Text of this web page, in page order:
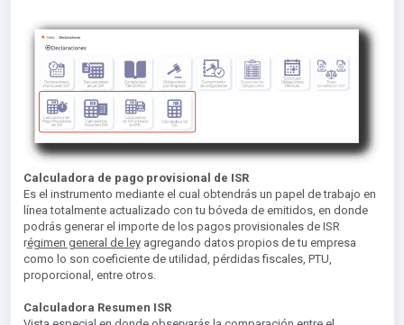
Calculadora de pago provisional de ISR
Es el instrumento mediante el cual obtendrás un papel de trabajo en
línea totalmente actualizado con tu bóveda de emitidos, en donde
podrás generar el importe de los pagos provisionales de ISR
régimen general de leyagregando datos propios de tu empresa
como lo son coeficiente de utilidad, pérdidas fiscales, PTU,
proporcional, entre otros.
Calculadora Resumen ISR